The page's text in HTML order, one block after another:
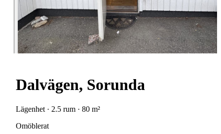
Dalvägen, Sorunda
Lägenhet · 2.5 rum · 80 m²
Omöblerat